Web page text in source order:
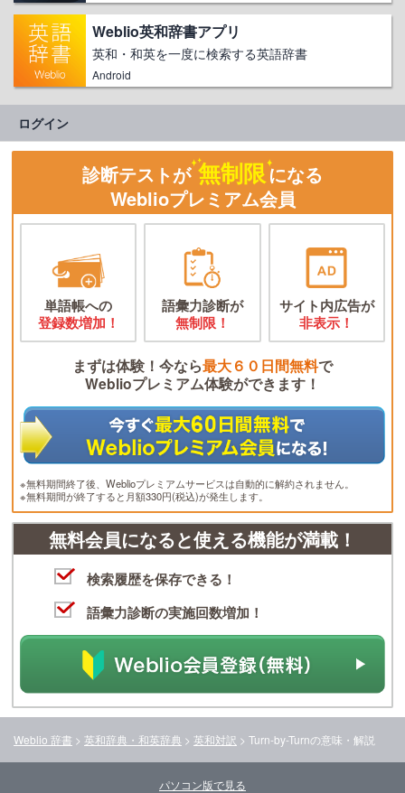
Weblio英和辞書アプリ
英和・和英を一度に検索する英語辞書
Android
ログイン
診断テストが 無制限になる
Weblioプレミアム会員
単語帳への
登録数増加！
語彙力診断が
無制限！
サイト内広告が
非表示！
まずは体験！今なら最大６０日間無料で
Weblioプレミアム体験ができます！
※無料期間終了後、Weblioプレミアムサービスは自動的に解約されません。
※無料期間が終了すると月額330円(税込)が発生します。
無料会員になると使える機能が満載！
検索履歴を保存できる！
語彙力診断の実施回数増加！
Weblio 辞書 > 英和辞典・和英辞典 > 英和対訳 > Turn-by-Turnの意味・解説
パソコン版で見る